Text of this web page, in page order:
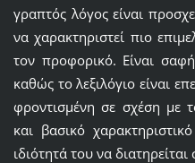
γραπτός λόγος είναι
να χαρακτηριστεί πιο
τον προφορικό. Είναι
καθώς το λεξιλόγιο είναι
φροντισμένη σε σχέση με
και βασικό
ιδιότητά του να